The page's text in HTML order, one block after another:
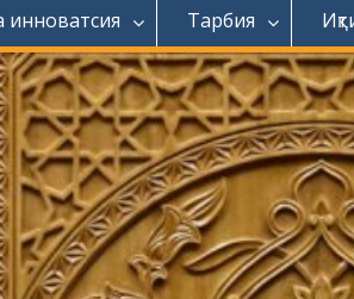
инноватсия Тарбия